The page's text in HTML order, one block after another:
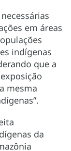
em áreas
indígenas
que a
mesma
da